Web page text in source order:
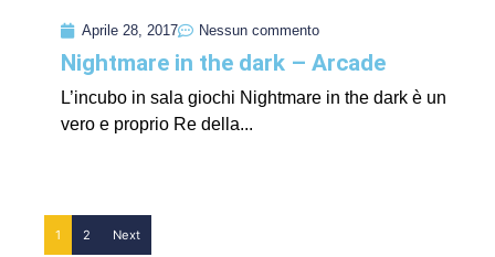
Aprile 28, 2017 Nessun commento
Nightmare in the dark – Arcade
L’incubo in sala giochi Nightmare in the dark è un
vero e proprio Re della...
1 2 Next